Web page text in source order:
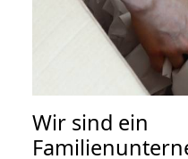
Wir sind ein